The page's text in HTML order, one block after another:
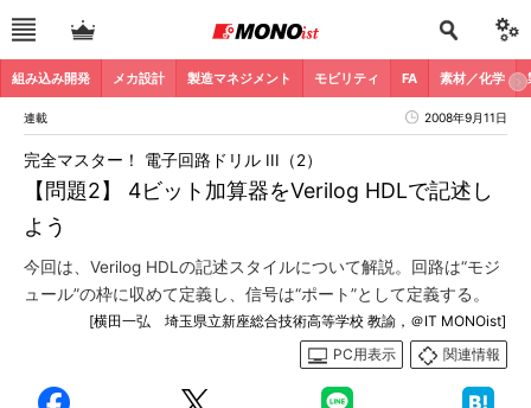
組み込み開発 メカ設計 製造マネジメント モビリティ FA 素材／化学
連載 2008年9月11日
【問題2】 4ビット加算器をVerilog HDLで記述し
よう
完全マスター！ 電子回路ドリル III（2）
今回は、Verilog HDLの記述スタイルについて解説。回路は“モジ
ュール”の枠に収めて定義し、信号は“ポート”として定義する。
[横田一弘 埼玉県立新座総合技術高等学校 教諭，＠IT MONOist]
PC用表示
関連情報